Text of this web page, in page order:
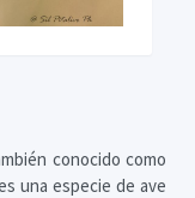
conocido como
una especie de ave